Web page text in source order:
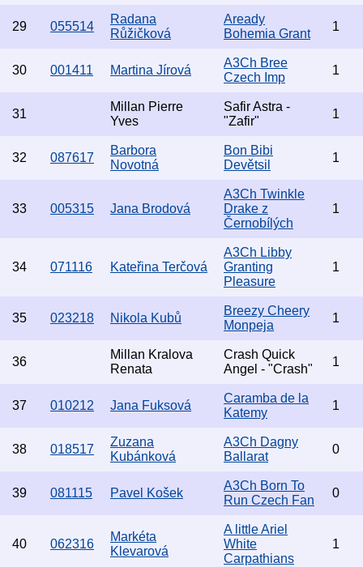
29 055514
Radana
Růžičková
Aready
Bohemia Grant
1
30 001411 Martina Jírová
A3Ch Bree
Czech Imp
1
31
Millan Pierre
Yves
Safir Astra -
"Zafir"
1
32 087617
Barbora
Novotná
Bon Bibi
Devětsil
1
33 005315 Jana Brodová
A3Ch Twinkle
Drake z
Černobílých
1
34 071116 Kateřina Terčová
A3Ch Libby
Granting
Pleasure
1
35 023218 Nikola Kubů
Breezy Cheery
Monpeja
1
36
Millan Kralova
Renata
Crash Quick
Angel - "Crash"
1
37 010212 Jana Fuksová
Caramba de la
Katemy
1
38 018517
Zuzana
Kubánková
A3Ch Dagny
Ballarat
0
39 081115 Pavel Košek
A3Ch Born To
Run Czech Fan
0
40 062316
Markéta
Klevarová
A little Ariel
White
Carpathians
1